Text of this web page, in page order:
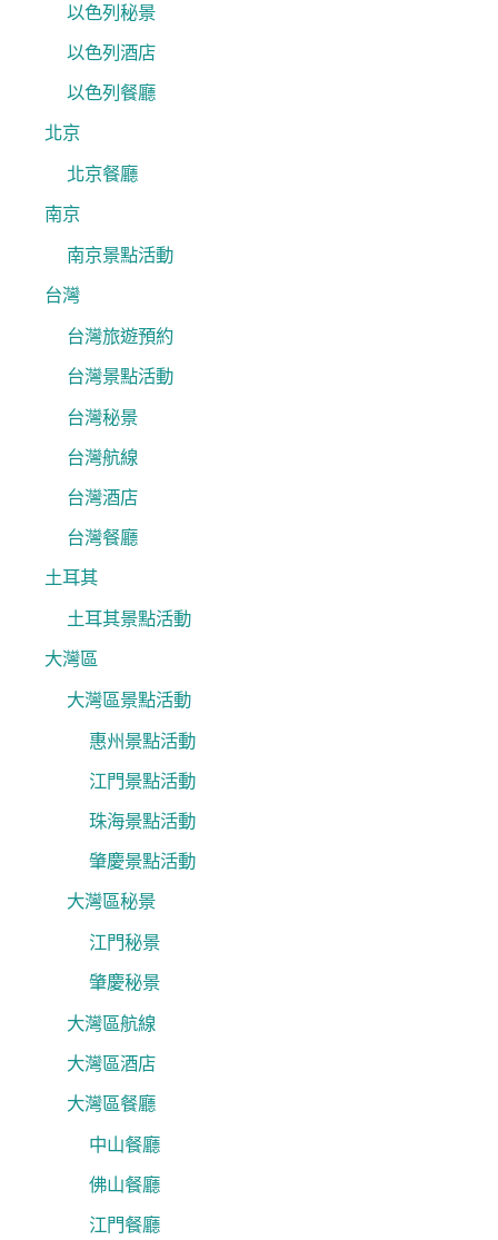
以色列秘景
以色列酒店
以色列餐廳
北京
北京餐廳
南京
南京景點活動
台灣
台灣旅遊預約
台灣景點活動
台灣秘景
台灣航線
台灣酒店
台灣餐廳
土耳其
土耳其景點活動
大灣區
大灣區景點活動
惠州景點活動
江門景點活動
珠海景點活動
肇慶景點活動
大灣區秘景
江門秘景
肇慶秘景
大灣區航線
大灣區酒店
大灣區餐廳
中山餐廳
佛山餐廳
江門餐廳